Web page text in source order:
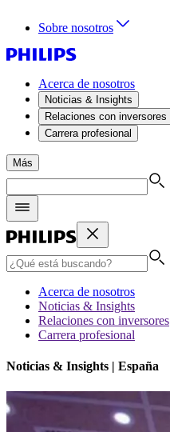
Sobre nosotros
Acerca de nosotros
Noticias & Insights
Relaciones con inversores
Carrera profesional
Más
Acerca de nosotros
Noticias & Insights
Relaciones con inversores
Carrera profesional
Noticias & Insights | España